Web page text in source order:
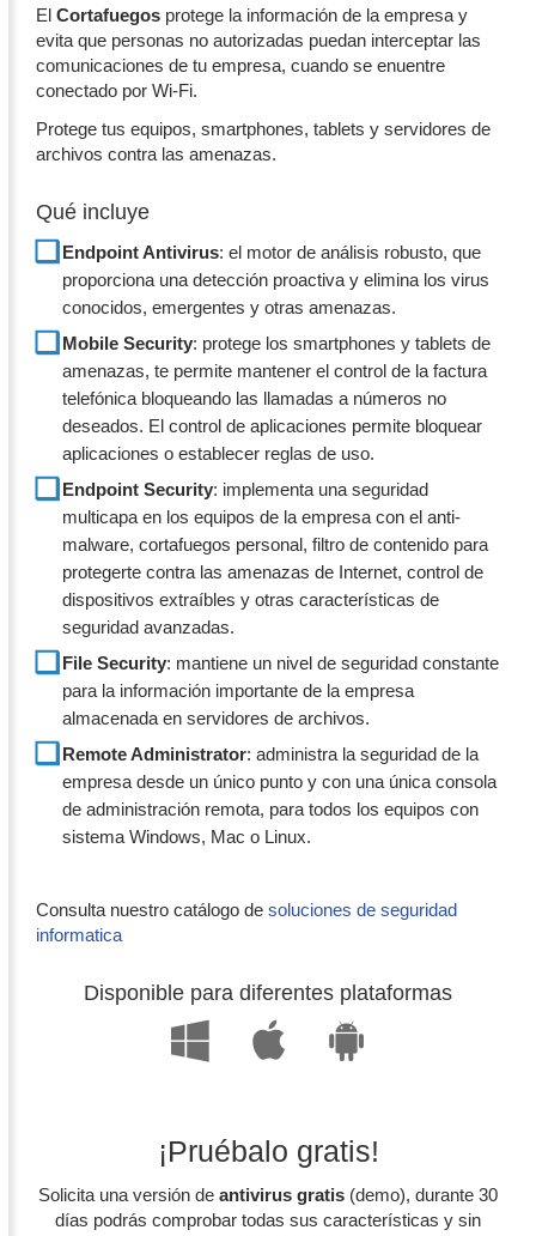
El Cortafuegos protege la información de la empresa y
evita que personas no autorizadas puedan interceptar las
comunicaciones de tu empresa, cuando se enuentre
conectado por Wi-Fi.
Protege tus equipos, smartphones, tablets y servidores de
archivos contra las amenazas.
Qué incluye
Endpoint Antivirus: el motor de análisis robusto, que
proporciona una detección proactiva y elimina los virus
conocidos, emergentes y otras amenazas.
Mobile Security: protege los smartphones y tablets de
amenazas, te permite mantener el control de la factura
telefónica bloqueando las llamadas a números no
deseados. El control de aplicaciones permite bloquear
aplicaciones o establecer reglas de uso.
Endpoint Security: implementa una seguridad
multicapa en los equipos de la empresa con el anti-
malware, cortafuegos personal, filtro de contenido para
protegerte contra las amenazas de Internet, control de
dispositivos extraíbles y otras características de
seguridad avanzadas.
File Security: mantiene un nivel de seguridad constante
para la información importante de la empresa
almacenada en servidores de archivos.
Remote Administrator: administra la seguridad de la
empresa desde un único punto y con una única consola
de administración remota, para todos los equipos con
sistema Windows, Mac o Linux.
Consulta nuestro catálogo de soluciones de seguridad
informatica
Disponible para diferentes plataformas
¡Pruébalo gratis!
Solicita una versión de antivirus gratis (demo), durante 30
días podrás comprobar todas sus características y sin